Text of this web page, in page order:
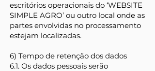
escritórios operacionais do ‘WEBSITE
SIMPLE AGRO’ ou outro local onde as
partes envolvidas no processamento
estejam localizadas.
6) Tempo de retenção dos dados
6.1. Os dados pessoais serão